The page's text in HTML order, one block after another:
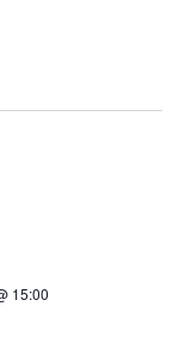
15:00